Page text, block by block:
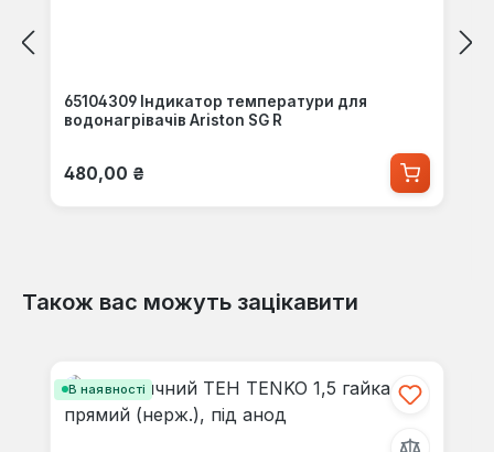
65104309 Індикатор температури для
водонагрівачів Ariston SG R
Звичайна ціна:
480,00 ₴
Також вас можуть зацікавити
В наявності